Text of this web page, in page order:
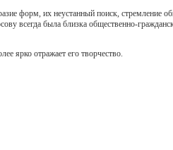
форм, их неустанный поиск, стремление
всегда была близка общественно-
ярко отражает его творчество.